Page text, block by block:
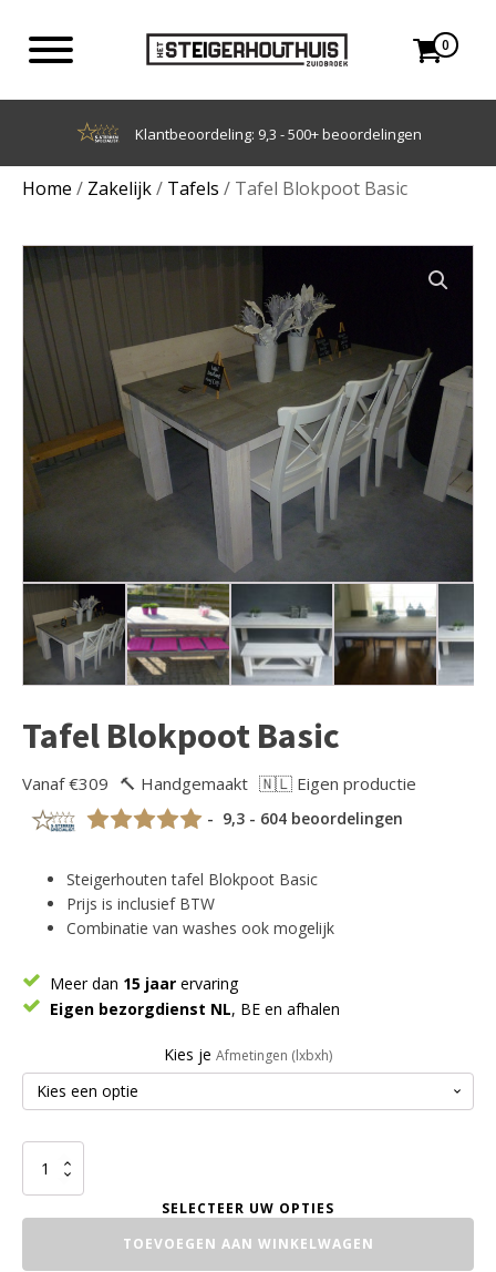
0
Achteraf betalen met Klarna
Home / Zakelijk/ Tafels / Tafel Blokpoot Basic
Tafel Blokpoot Basic
Vanaf €309 🔨 Handgemaakt 🇳🇱 Eigen productie
- 9,3 - 604 beoordelingen
Steigerhouten tafel Blokpoot Basic
Prijs is inclusief BTW
Combinatie van washes ook mogelijk
Meer dan 15 jaar ervaring
Eigen bezorgdienst NL, BE en afhalen
Kies je Afmetingen (lxbxh)
Tafel
Blokpoot
aantal
TOEVOEGEN AAN WINKELWAGEN